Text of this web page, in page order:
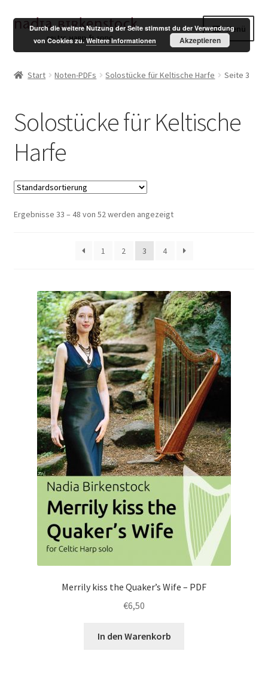
Zur
Navigation
springen
Zum
Inhalt
springen
Menü
Warenkorb
Kasse
English
Impressum
Datenschutzerklärung
Start Noten-PDFs Solostücke für Keltische Harfe Seite 3
Solostücke für Keltische
Harfe
Ergebnisse 33 – 48 von 52 werden angezeigt
1 2 3 4
Merrily kiss the Quaker’s Wife – PDF
€6,50
In den Warenkorb
Durch die weitere Nutzung der Seite stimmst du der Verwendung
von Cookies zu.Weitere Informationen Akzeptieren